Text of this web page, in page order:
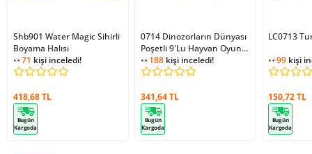
Shb901 Water Magic Sihirli
Boyama Halısı
71 kişi inceledi!
418,68 TL
Bugün
Kargoda
0714 Dinozorların Dünyası
Poşetli 9'Lu Hayvan Oyun
Seti -Sunman
188kişi inceledi!
1kişi ekledi!
188kişi inceledi!
341,64 TL
Bugün
Kargoda
LC0713
99 kişi
150,72 TL
Bugün
Kargoda